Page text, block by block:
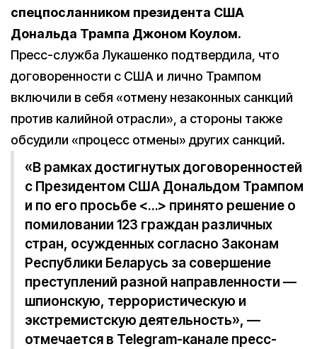
спецпосланником президента США
Дональда Трампа Джоном Коулом.
Пресс-служба Лукашенко подтвердила, что
договоренности с США и лично Трампом
включили в себя «отмену незаконных санкций
против калийной отрасли», а стороны также
обсудили «процесс отмены» других санкций.
«В рамках достигнутых договоренностей
с Президентом США Дональдом Трампом
и по его просьбе <…> принято решение о
помиловании 123 граждан различных
стран, осужденных согласно Законам
Республики Беларусь за совершение
преступлений разной направленности —
шпионскую, террористическую и
экстремистскую деятельность», —
отмечается в Telegram-канале пресс-